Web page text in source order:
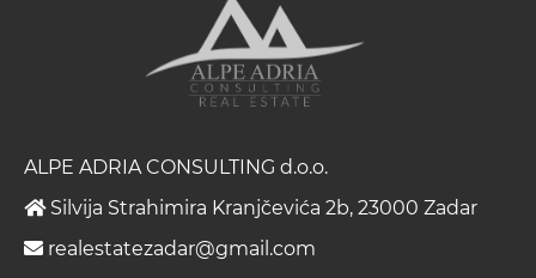
ALPE ADRIA CONSULTING d.o.o.
Silvija Strahimira Kranjčevića 2b, 23000 Zadar
realestatezadar@gmail.com